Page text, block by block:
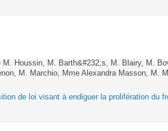
M. Houssin, M. Barth&#232;s, M. Blairy, M.
M. Marchio, Mme Alexandra Masson, M.
de loi visant à endiguer la prolifération du